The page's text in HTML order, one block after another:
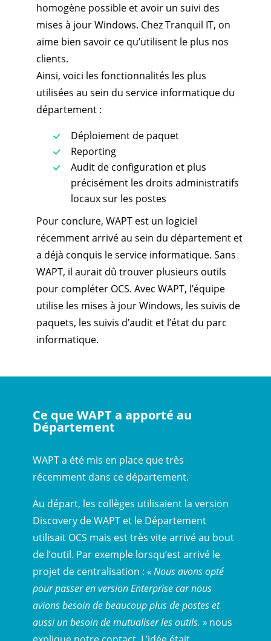
homogène possible et avoir un suivi des
mises à jour Windows. Chez Tranquil IT, on
aime bien savoir ce qu’utilisent le plus nos
clients.
Ainsi, voici les fonctionnalités les plus
utilisées au sein du service informatique du
département :
Déploiement de paquet
Reporting
Audit de configuration et plus
précisément les droits administratifs
locaux sur les postes
Pour conclure, WAPT est un logiciel
récemment arrivé au sein du département et
a déjà conquis le service informatique. Sans
WAPT, il aurait dû trouver plusieurs outils
pour compléter OCS. Avec WAPT, l’équipe
utilise les mises à jour Windows, les suivis de
paquets, les suivis d’audit et l’état du parc
informatique.
Ce que WAPT a apporté au
Département
WAPT a été mis en place que très
récemment dans ce département.
Au départ, les collèges utilisaient la version
Discovery de WAPT et le Département
utilisait OCS mais est très vite arrivé au bout
de l’outil. Par exemple lorsqu’est arrivé le
projet de centralisation : « Nous avons opté
pour passer en version Enterprise car nous
avions besoin de beaucoup plus de postes et
aussi un besoin de mutualiser les outils. » nous